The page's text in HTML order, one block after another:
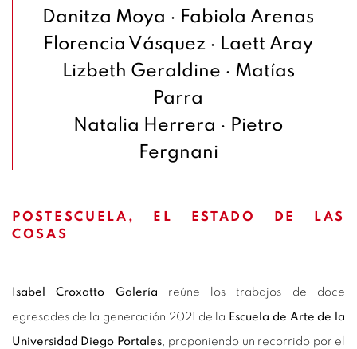
Danitza Moya · Fabiola Arenas
Florencia Vásquez · Laett Aray
Lizbeth Geraldine · Matías
Parra
Natalia Herrera · Pietro
Fergnani
POSTESCUELA, EL ESTADO DE LAS
COSAS
Isabel Croxatto Galería reúne los trabajos de doce
egresades de la generación 2021 de la Escuela de Arte de la
Universidad Diego Portales, proponiendo un recorrido por el